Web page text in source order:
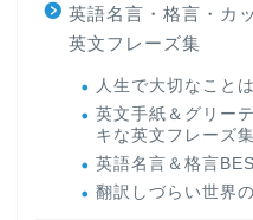
英語名言・格言・カ
英文フレーズ集
人生で大切なこと
英文手紙＆グリー
キな英文フレーズ集
英語名言＆格言
翻訳しづらい世界